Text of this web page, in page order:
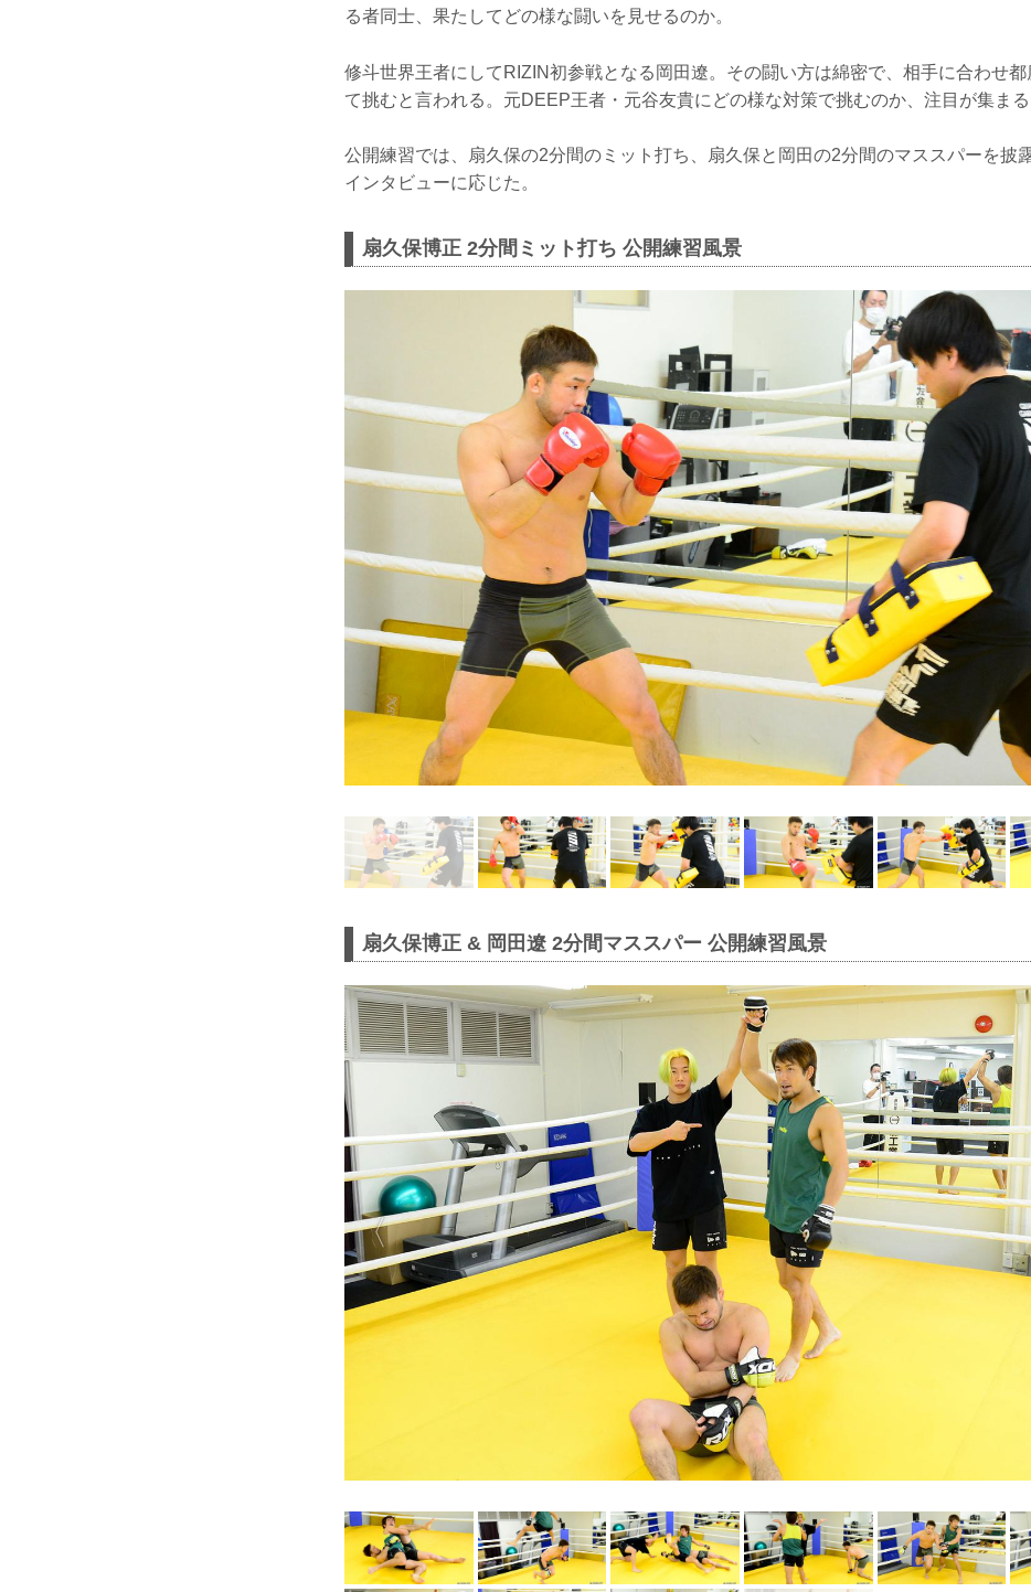
る者同士、果たしてどの様な闘いを見せるのか。
修斗世界王者にしてRIZIN初参戦となる岡田遼。その闘い方は綿密で、相手に合わせ都
て挑むと言われる。元DEEP王者・元谷友貴にどの様な対策で挑むのか、注目が集まる
公開練習では、扇久保の2分間のミット打ち、扇久保と岡田の2分間のマススパーを披
インタビューに応じた。
扇久保博正 2分間ミット打ち 公開練習風景
扇久保博正 & 岡田遼 2分間マススパー 公開練習風景